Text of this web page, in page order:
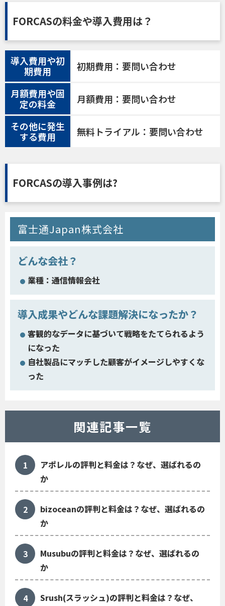
FORCASの料金や導入費用は？
導入費用や初
期費用
初期費用：要問い合わせ
月額費用や固
定の料金
月額費用：要問い合わせ
その他に発生
する費用
無料トライアル：要問い合わせ
FORCASの導入事例は?
富士通Japan株式会社
どんな会社？
業種：通信情報会社
導入成果やどんな課題解決になったか？
客観的なデータに基づいて戦略をたてられるよう
になった
自社製品にマッチした顧客がイメージしやすくな
った
関連記事一覧
アポレルの評判と料金は？なぜ、選ばれるの
か
bizoceanの評判と料金は？なぜ、選ばれるの
か
Musubuの評判と料金は？なぜ、選ばれるの
か
Srush(スラッシュ)の評判と料金は？なぜ、